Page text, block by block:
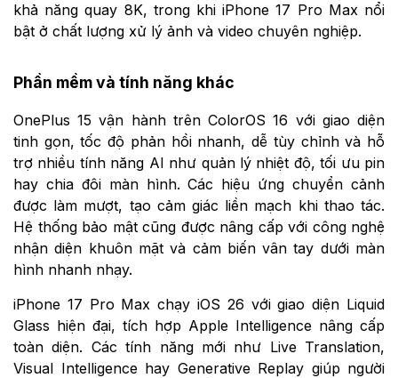
khả năng quay 8K, trong khi iPhone 17 Pro Max nổi
bật ở chất lượng xử lý ảnh và video chuyên nghiệp.
Phần mềm và tính năng khác
OnePlus 15 vận hành trên ColorOS 16 với giao diện
tinh gọn, tốc độ phản hồi nhanh, dễ tùy chỉnh và hỗ
trợ nhiều tính năng AI như quản lý nhiệt độ, tối ưu pin
hay chia đôi màn hình. Các hiệu ứng chuyển cảnh
được làm mượt, tạo cảm giác liền mạch khi thao tác.
Hệ thống bảo mật cũng được nâng cấp với công nghệ
nhận diện khuôn mặt và cảm biến vân tay dưới màn
hình nhanh nhạy.
iPhone 17 Pro Max chạy iOS 26 với giao diện Liquid
Glass hiện đại, tích hợp Apple Intelligence nâng cấp
toàn diện. Các tính năng mới như Live Translation,
Visual Intelligence hay Generative Replay giúp người